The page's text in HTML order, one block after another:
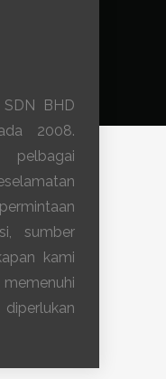
SDN BHD
2008.
pelbagai
sumber
kami